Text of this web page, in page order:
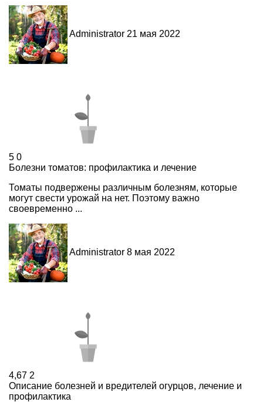
Administrator 21 мая 2022
5 0
Болезни томатов: профилактика и лечение
Томаты подвержены различным болезням, которые
могут свести урожай на нет. Поэтому важно
своевременно ...
Administrator 8 мая 2022
4,67 2
Описание болезней и вредителей огурцов, лечение и
профилактика